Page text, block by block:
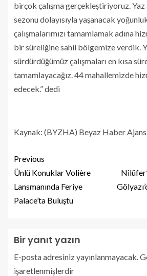
birçok çalışma gerçekleştiriyoruz.
sezonu dolayısıyla yaşanacak
çalışmalarımızı tamamlamak adına
bir süreliğine sahil bölgemize verdik.
sürdürdüğümüz çalışmaları en kısa
tamamlayacağız. 44 mahallemizde
edecek.” dedi
Kaynak: (BYZHA) Beyaz Haber
Previous
Ünlü Konuklar Volière
Lansmanında Feriye
Palace’ta Buluştu
Bir yanıt yazın
E-posta adresiniz yayınlanmayacak.
işaretlenmişlerdir